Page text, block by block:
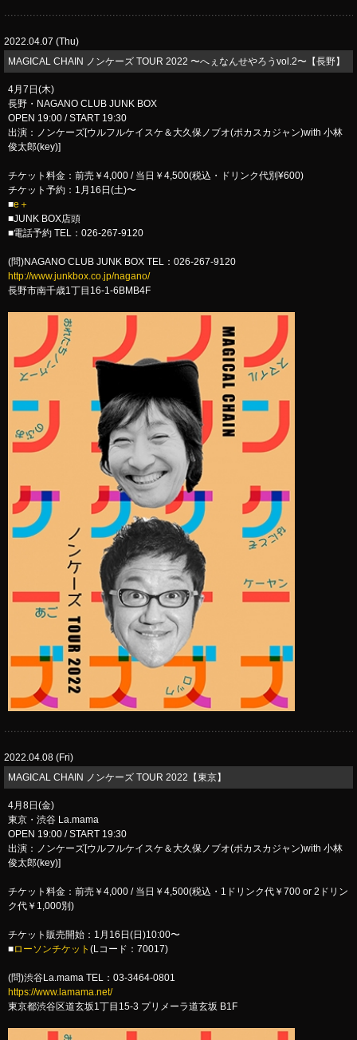
2022.04.07 (Thu)
​MAGICAL CHAIN ノンケーズ TOUR 2022 〜へぇなんせやろうvol.2〜【長野】
4月7日(木)
長野・NAGANO CLUB JUNK BOX
OPEN 19:00 / START 19:30
出演：ノンケーズ[ウルフルケイスケ＆大久保ノブオ(ポカスカジャン)with 小林
俊太郎(key)]
チケット料金：前売￥4,000 / 当日￥4,500(税込・ドリンク代別¥600)
チケット予約：1月16日(土)〜
■e＋
■JUNK BOX店頭
■電話予約 TEL：026-267-9120
(問)NAGANO CLUB JUNK BOX TEL：026-267-9120
http://www.junkbox.co.jp/nagano/
長野市南千歳1丁目16-1-6BMB4F
2022.04.08 (Fri)
​MAGICAL CHAIN ノンケーズ TOUR 2022【東京】
4月8日(金)
東京・渋谷 La.mama
OPEN 19:00 / START 19:30
出演：ノンケーズ[ウルフルケイスケ＆大久保ノブオ(ポカスカジャン)with 小林
俊太郎(key)]
チケット料金：前売￥4,000 / 当日￥4,500(税込・1ドリンク代￥700 or 2ドリン
ク代￥1,000別)
チケット販売開始：1月16日(日)10:00〜
■ローソンチケット (Lコード：70017)
(問)渋谷La.mama TEL：03-3464-0801
https://www.lamama.net/
東京都渋谷区道玄坂1丁目15-3 プリメーラ道玄坂 B1F